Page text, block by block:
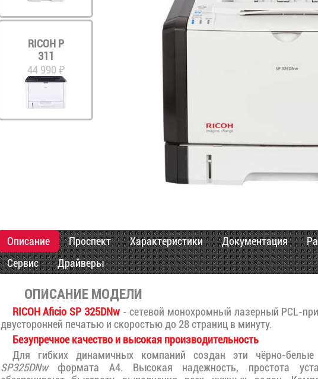
RICOH P
311
44 990 ₽
Описание Проспект Характеристики Документация
Сервис
Драйверы
ОПИСАНИЕ МОДЕЛИ
RICOH Aficio SP 325DNw- сетевой монохромный лазерный PCL-
двусторонней печатью и скоростью до 28 страниц в минуту.
Безупречное качество и высокая производительность
Для гибких динамичных компаний создан эти чёрно-
SP325DNwформата A4. Высокая надежность, простота